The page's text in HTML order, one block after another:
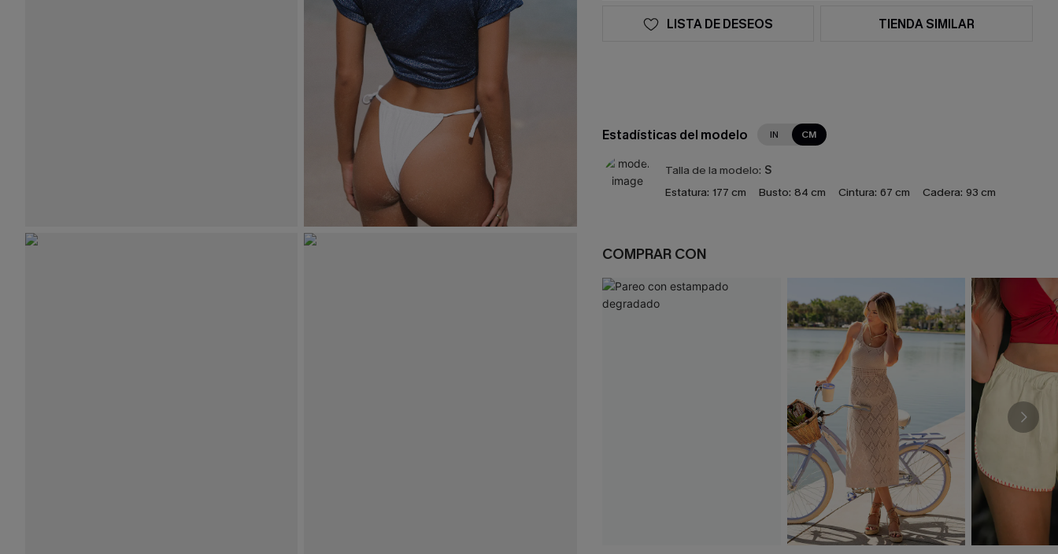
LISTA DE DESEOS TIENDA SIMILAR
Estadísticas del modelo IN CM
Talla de la modelo: S
Estatura: 177 cm Busto: 84 cm Cintura: 67 cm Cadera: 93 cm
COMPRAR CON